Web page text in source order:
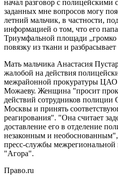
начал разговор с полицейскими
заданных мне вопросов могу
летний мальчик, в частности,
информацией о том, что его
Триумфальной площади
повязку из ткани и
Мать мальчика Анастасия
жалобой на действия
межрайонной прокуратуры
Можаеву. Женщина "просит
действий сотрудников
Москвы и принять
реагирования". "Она считает
доставление его в отделение
незаконным и
пресс-службы
"Агора".
Право.ru